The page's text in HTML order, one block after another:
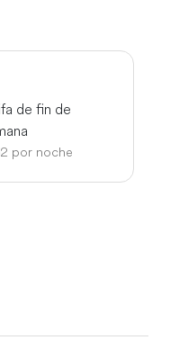
de fin de
por noche